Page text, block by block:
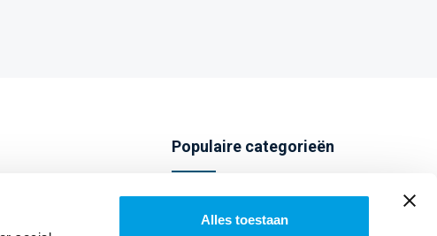
Alles toestaan
Populaire categorieën
Telefoonhoesjes